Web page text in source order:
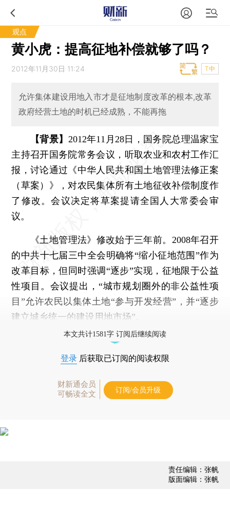
观点
黄小虎：提高征地补偿就够了吗？
2012年11月30日 11:24 T中
允许集体建设用地入市才是征地制度改革的根本,改革
政府经营土地的时机已经成熟，不能再拖
【背景】 2012年11月28日，国务院总理温家宝
主持召开国务院常务会议，听取农业和农村工作汇
报，讨论通过《中华人民共和国土地管理法修正案
（草案）》，对农民集体所有土地征收补偿制度作
了修改。会议决定将草案提请全国人大常委会审
议。
《土地管理法》修改始于三年前。2008年召开
的中共十七届三中全会明确将“缩小征地范围”作为
改革目标，但同时强调“逐步”实现，征地限于公益
性项目。会议提出，“城市规划圈外的非公益性项
目”允许农民以集体土地“参与开发经营”，并“逐步
建立城乡统一的建设用地市场”。
本文共计1581字 订阅后继续阅读
登录 后获取已订阅的阅读权限
财新通会员
可畅读全文
订阅/会员升级
责任编辑：张帆
版面编辑：张帆